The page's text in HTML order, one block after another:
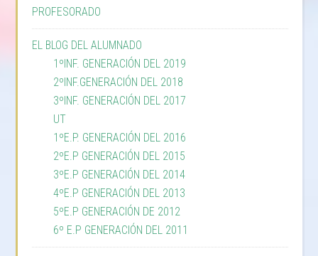
PROFESORADO
EL BLOG DEL ALUMNADO
1ºINF. GENERACIÓN DEL 2019
2ºINF.GENERACIÓN DEL 2018
3ºINF. GENERACIÓN DEL 2017
UT
1ºE.P. GENERACIÓN DEL 2016
2ºE.P GENERACIÓN DEL 2015
3ºE.P GENERACIÓN DEL 2014
4ºE.P GENERACIÓN DEL 2013
5ºE.P GENERACIÓN DE 2012
6º E.P GENERACIÓN DEL 2011